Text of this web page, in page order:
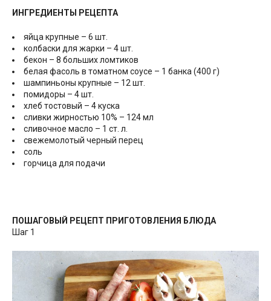
ИНГРЕДИЕНТЫ РЕЦЕПТА
яйца крупные – 6 шт.
колбаски для жарки – 4 шт.
бекон – 8 больших ломтиков
белая фасоль в томатном соусе – 1 банка (400 г)
шампиньоны крупные – 12 шт.
помидоры – 4 шт.
хлеб тостовый – 4 куска
сливки жирностью 10% – 124 мл
сливочное масло – 1 ст. л.
свежемолотый черный перец
соль
горчица для подачи
ПОШАГОВЫЙ РЕЦЕПТ ПРИГОТОВЛЕНИЯ БЛЮДА
Шаг 1